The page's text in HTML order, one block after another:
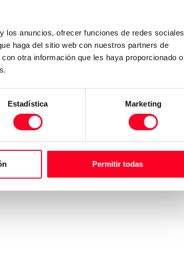
los anuncios, ofrecer funciones de redes sociales
haga del sitio web con nuestros partners de
otra información que les haya proporcionado o
Estadística Marketing
Permitir todas